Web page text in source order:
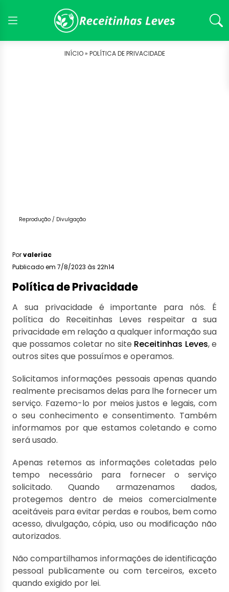
INÍCIO » POLÍTICA DE PRIVACIDADE
Reprodução / Divulgação
Porvaleriac
Publicado em 7/8/2023 às 22h14
Política de Privacidade
A sua privacidade é importante para nós. É
política do Receitinhas Leves respeitar a sua
privacidade em relação a qualquer informação sua
que possamos coletar no site Receitinhas Leves, e
outros sites que possuímos e operamos.
Solicitamos informações pessoais apenas quando
realmente precisamos delas para lhe fornecer um
serviço. Fazemo-lo por meios justos e legais, com
o seu conhecimento e consentimento. Também
informamos por que estamos coletando e como
será usado.
Apenas retemos as informações coletadas pelo
tempo necessário para fornecer o serviço
solicitado. Quando armazenamos dados,
protegemos dentro de meios comercialmente
aceitáveis ​​para evitar perdas e roubos, bem como
acesso, divulgação, cópia, uso ou modificação não
autorizados.
Não compartilhamos informações de identificação
pessoal publicamente ou com terceiros, exceto
quando exigido por lei.